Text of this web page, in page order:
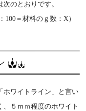
のとおりです。
100＝材料のｇ数：X）
ホワイトライン」と言い
、５ｍｍ程度のホワイト